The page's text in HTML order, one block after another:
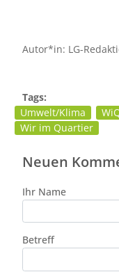
Autor*in: LG-
Tags:
Umwelt/Klima
Wir im Quartier
Neuen
Ihr Name
Betreff